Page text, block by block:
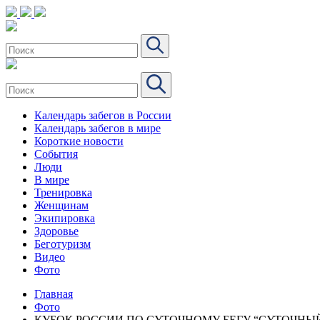
Календарь забегов в России
Календарь забегов в мире
Короткие новости
События
Люди
В мире
Тренировка
Женщинам
Экипировка
Здоровье
Беготуризм
Видео
Фото
Главная
Фото